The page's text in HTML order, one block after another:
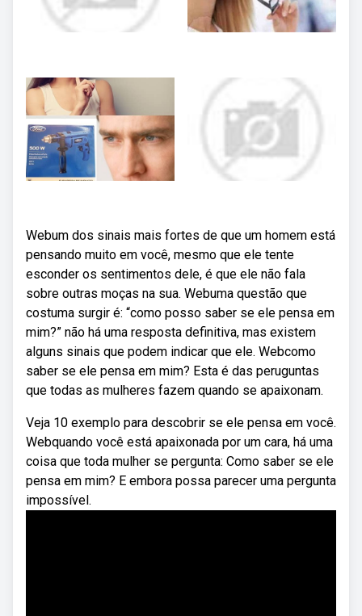
Webum dos sinais mais fortes de que um homem está
pensando muito em você, mesmo que ele tente
esconder os sentimentos dele, é que ele não fala
sobre outras moças na sua. Webuma questão que
costuma surgir é: “como posso saber se ele pensa em
mim?” não há uma resposta definitiva, mas existem
alguns sinais que podem indicar que ele. Webcomo
saber se ele pensa em mim? Esta é das peruguntas
que todas as mulheres fazem quando se apaixonam.
Veja 10 exemplo para descobrir se ele pensa em você.
Webquando você está apaixonada por um cara, há uma
coisa que toda mulher se pergunta: Como saber se ele
pensa em mim? E embora possa parecer uma pergunta
impossível.